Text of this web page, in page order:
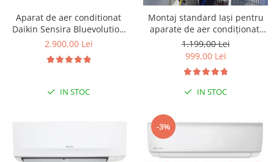
Aparat de aer conditionat
Daikin Sensira Bluevolution
FTXC35E-RXC35E Inverter
dezodorizare, repornire
comutare automata racire-
incalzire
2.900,00 Lei
IN STOC
Montaj standard Iași pentru
aparate de aer condiționat,
clasa 7.000 - 15.000 BTU
1.199,00 Lei
999,00 Lei
IN STOC
-3%